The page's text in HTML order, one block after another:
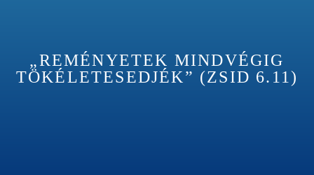
„REMÉNYETEK MINDVÉGIG
TÖKÉLETESEDJÉK” (ZSID 6.11)